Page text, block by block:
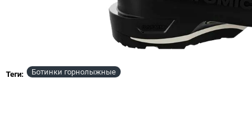
Теги: Ботинки горнолыжные